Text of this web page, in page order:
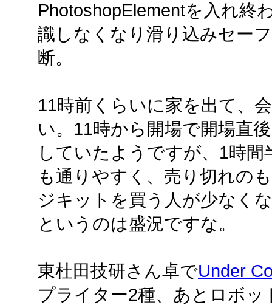
PhotoshopElementを入れ終
識しなくなり滑り込みセー
断。
11時前くらいに家を出て、
い。11時から開場で開場直
していたようですが、1時
も通りやすく、売り切れの
ジキットを買う人が少なく
というのは盛況ですな。
東杜田技研さん卓でUnder
プライター2種、あとロボ